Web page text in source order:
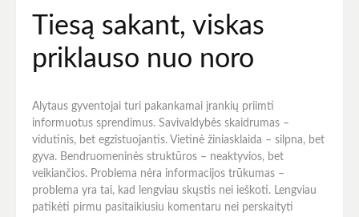
Tiesą sakant, viskas
priklauso nuo noro
Alytaus gyventojai turi pakankamai įrankių priimti
informuotus sprendimus. Savivaldybės skaidrumas –
vidutinis, bet egzistuojantis. Vietinė žiniasklaida – silpna, bet
gyva. Bendruomeninės struktūros – neaktyvios, bet
veikiančios. Problema nėra informacijos trūkumas –
problema yra tai, kad lengviau skųstis nei ieškoti. Lengviau
patikėti pirmu pasitaikiusiu komentaru nei perskaityti